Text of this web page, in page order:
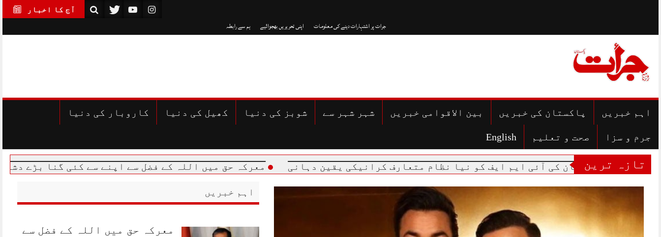
آج کا اخبار
جرات پر اشتہارات دینے کی معلومات اپنی تحریریں بھجوائیے ہم سے رابطہ
اہم خبریں پاکستان کی خبریں بین الاقوامی خبریں شہر شہر سے شوبز کی دنیا کھیل کی دنیا کاروبار کی دنیا
جرم و سزا صحت و تعلیم English
تازہ ترین معرکہ حق میں اللہ کے فضل سے اپنے سے کئی گنا بڑے دشمن کو شکست
اہم خبریں
معرکہ حق میں اللہ کے فضل سے